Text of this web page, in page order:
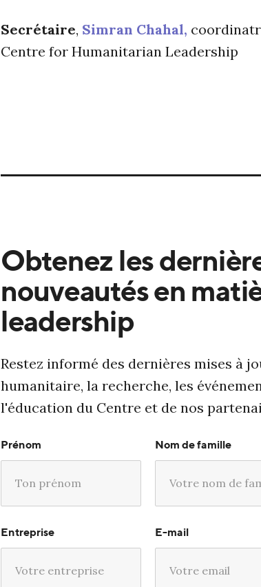
Secrétaire, Simran Chahal,
Centre for Humanitarian Leadership
Obtenez les
nouveautés en
leadership
Restez informé des dernières mises à
humanitaire, la recherche, les
l'éducation du Centre et de nos
Prénom Nom de famille
Entreprise E-mail